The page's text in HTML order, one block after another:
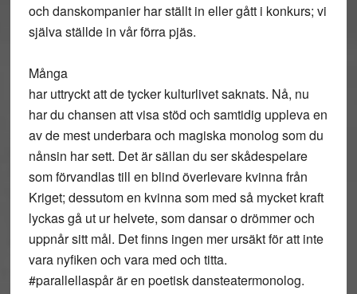
och danskompanier har ställt in eller gått i konkurs; vi
själva ställde in vår förra pjäs.
Många
har uttryckt att de tycker kulturlivet saknats. Nå, nu
har du chansen att visa stöd och samtidig uppleva en
av de mest underbara och magiska monolog som du
nånsin har sett. Det är sällan du ser skådespelare
som förvandlas till en blind överlevare kvinna från
Kriget; dessutom en kvinna som med så mycket kraft
lyckas gå ut ur helvete, som dansar o drömmer och
uppnår sitt mål. Det finns ingen mer ursäkt för att inte
vara nyfiken och vara med och titta.
#parallellaspår är en poetisk dansteatermonolog.